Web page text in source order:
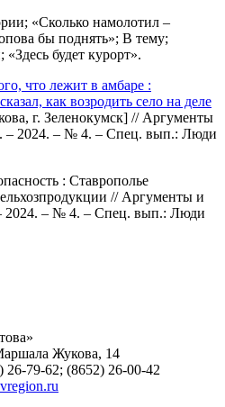
«Сколько намолотил –
бы поднять»; В тему;
будет курорт».
что лежит в амбаре :
как возродить село на деле
г. Зеленокумск] // Аргументы
– 2024. – № 4. – Спец. вып.: Люди
: Ставрополье
// Аргументы и
2024. – № 4. – Спец. вып.: Люди
Жукова, 14
26-79-62; (8652) 26-00-42